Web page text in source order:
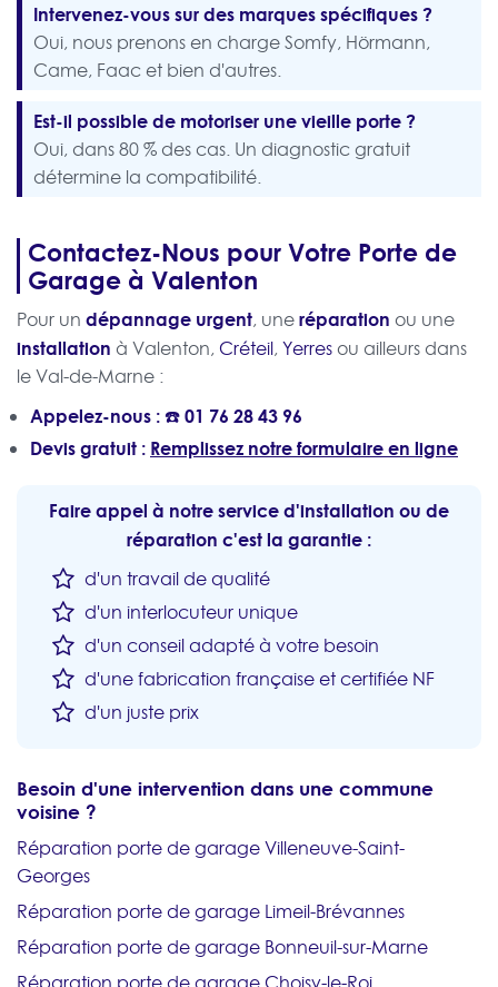
Intervenez-vous sur des marques spécifiques ?
Oui, nous prenons en charge Somfy, Hörmann,
Came, Faac et bien d'autres.
Est-il possible de motoriser une vieille porte ?
Oui, dans 80 % des cas. Un diagnostic gratuit
détermine la compatibilité.
Contactez-Nous pour Votre Porte de
Garage à Valenton
Pour un dépannage urgent, uneréparation ou une
installation à Valenton, Créteil, Yerresou ailleurs dans
le Val-de-Marne :
Appelez-nous : ☎️01 76 28 43 96
Devis gratuit : Remplissez notre formulaire en ligne
Faire appel à notre service d'installation ou de
réparation c'est la garantie :
d'un travail de qualité
d'un interlocuteur unique
d'un conseil adapté à votre besoin
d'une fabrication française et certifiée NF
d'un juste prix
Besoin d'une intervention dans une commune
voisine ?
Réparation porte de garage Villeneuve-Saint-
Georges
Réparation porte de garage Limeil-Brévannes
Réparation porte de garage Bonneuil-sur-Marne